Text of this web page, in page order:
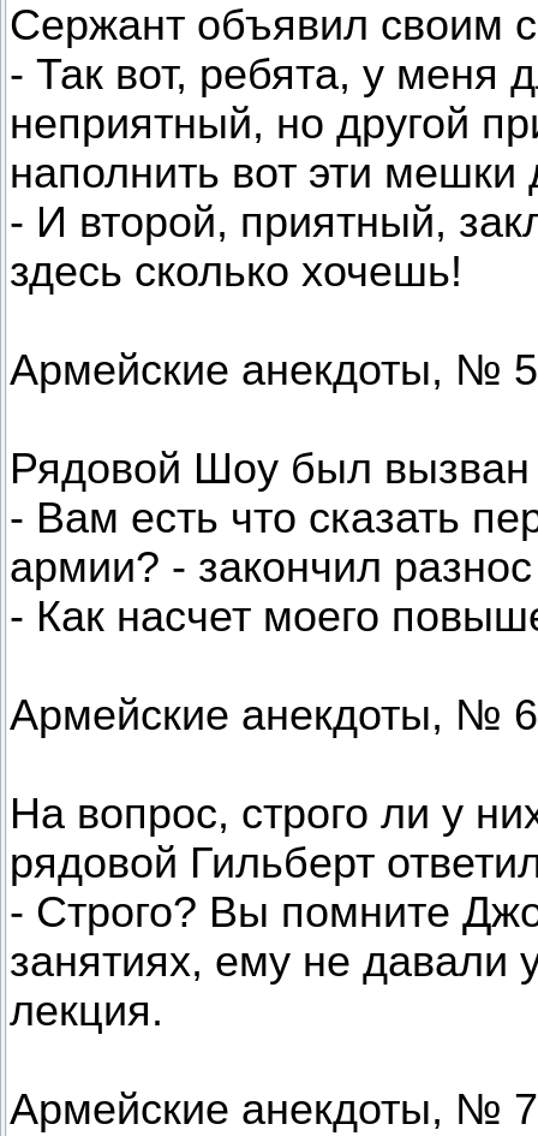
Сержант объявил своим
- Так вот, ребята, у меня
неприятный, но другой
наполнить вот эти
- И второй, приятный,
здесь сколько хочешь!
Армейские анекдоты, №
Рядовой Шоу был вызван
- Вам есть что сказать
армии? - закончил
- Как насчет моего
Армейские анекдоты, №
Hа вопрос, строго ли у
рядовой Гильберт
- Строго? Вы помните
занятиях, ему не давали
лекция.
Армейские анекдоты, №